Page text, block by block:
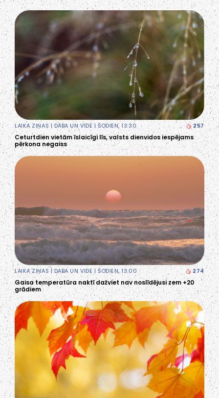
LAIKA ZIŅAS | DABA UN VIDE| ŠODIEN, 13:30 257
Ceturtdien vietām īslaicīgi līs, valsts dienvidos iespējams
pērkona negaiss
LAIKA ZIŅAS |DABA UN VIDE | ŠODIEN, 13:00 274
Gaisa temperatūra naktī dažviet nav noslīdējusi zem +20
grādiem